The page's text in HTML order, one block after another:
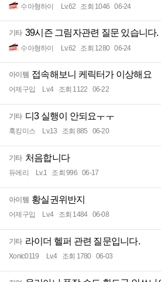
수아형하이 Lv.62 조회 1046 06-24
기타 39시즌 그림자관련 질문 있습니다.
수아형하이 Lv.62 조회 1280 06-24
아이템 접속해보니 케릭터가 이상해요
어제구입 Lv.4 조회 1122 06-22
기타 디3 실행이 안되요ㅜㅜ
훅킹미스 Lv.13 조회 885 06-20
기타 처음합니다
듀에리 Lv.1 조회 996 06-17
아이템 황실권위반지
어제구입 Lv.4 조회 1484 06-08
기타 라이더 헬퍼 관련 질문입니다.
Xonic0119 Lv.4 조회 1780 06-03